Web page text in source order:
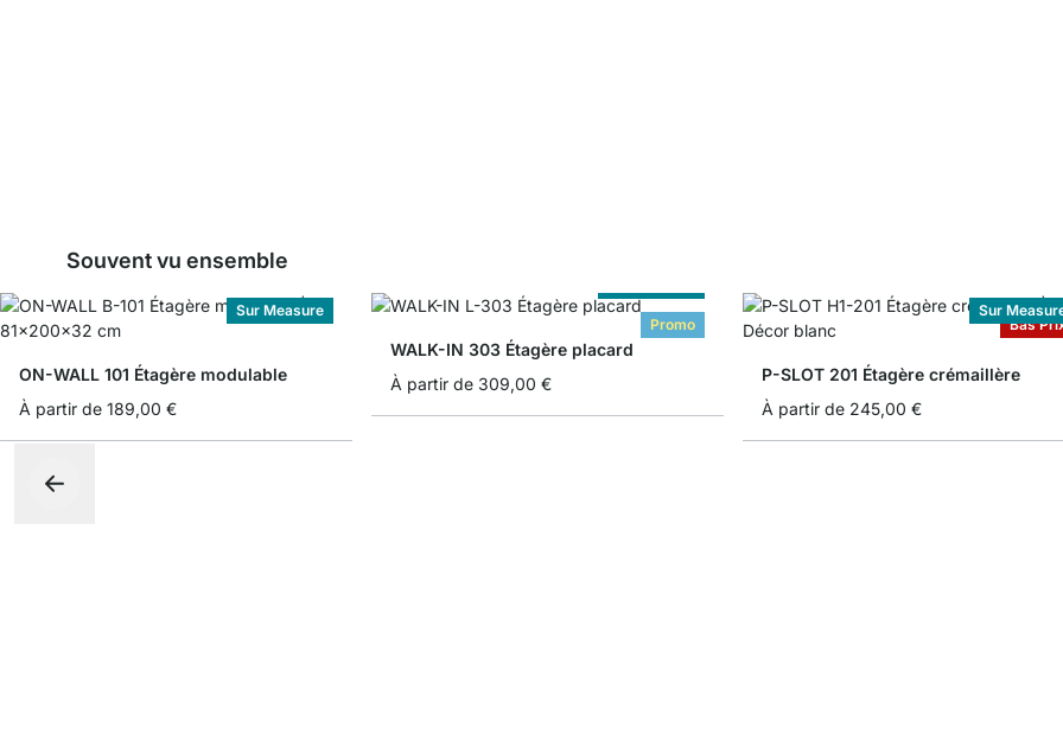
Souvent vu ensemble
Sur Measure
ON-WALL 101 Étagère modulable
À partir de 189,00 €
Promo
WALK-IN 303 Étagère placard
À partir de 309,00 €
Bas
Sur
P-SLOT 201 Étagère crémaillère
À partir de 245,00 €